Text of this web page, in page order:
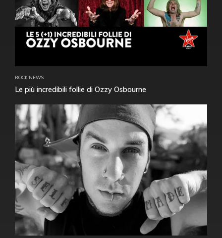
ROCK NEWS
Le più incredibili follie di Ozzy Osbourne